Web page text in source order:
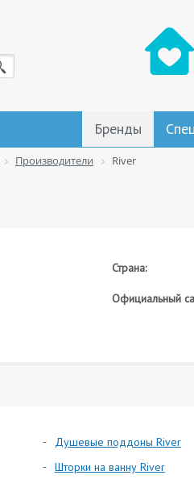
Бренды
Производители River
Страна:
Официальный
Душевые поддоны River
Шторки на ванну River